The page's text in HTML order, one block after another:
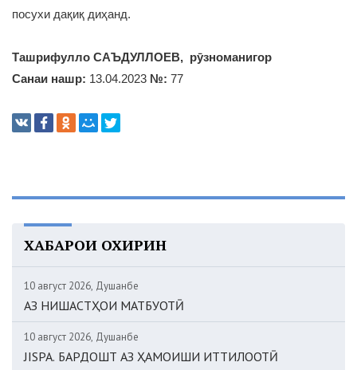
посухи дақиқ диҳанд.
Ташрифулло САЪДУЛЛОЕВ, рӯзноманигор
Санаи нашр: 13.04.2023 №: 77
ХАБАРҲОИ ОХИРИН
10 август 2026, Душанбе
АЗ НИШАСТҲОИ МАТБУОТӢ
10 август 2026, Душанбе
JISPA. БАРДОШТ АЗ ҲАМОИШИ ИТТИЛООТӢ